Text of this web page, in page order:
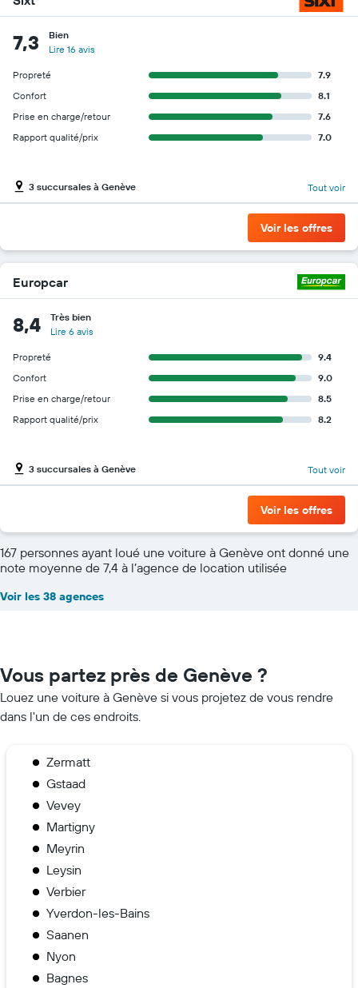
7,3
Bien
Lire 16 avis
Propreté
7.9
Confort
8.1
Prise en charge/retour
7.6
Rapport qualité/prix
7.0
3 succursales à Genève Tout voir
Voir les offres
Europcar
8,4
Très bien
Lire 6 avis
Propreté
9.4
Confort
9.0
Prise en charge/retour
8.5
Rapport qualité/prix
8.2
3 succursales à Genève Tout voir
Voir les offres
167 personnes ayant loué une voiture à Genève ont donné une
note moyenne de 7,4 à l’agence de location utilisée
Voir les 38 agences
Vous partez près de Genève ?
Louez une voiture à Genève si vous projetez de vous rendre
dans l'un de ces endroits.
Zermatt
Gstaad
Vevey
Martigny
Meyrin
Leysin
Verbier
Yverdon-les-Bains
Saanen
Nyon
Bagnes